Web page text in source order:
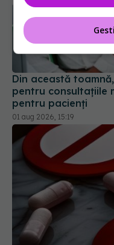
Din această
pentru consultațiile
pentru pacienți
01 aug 2026, 15:19